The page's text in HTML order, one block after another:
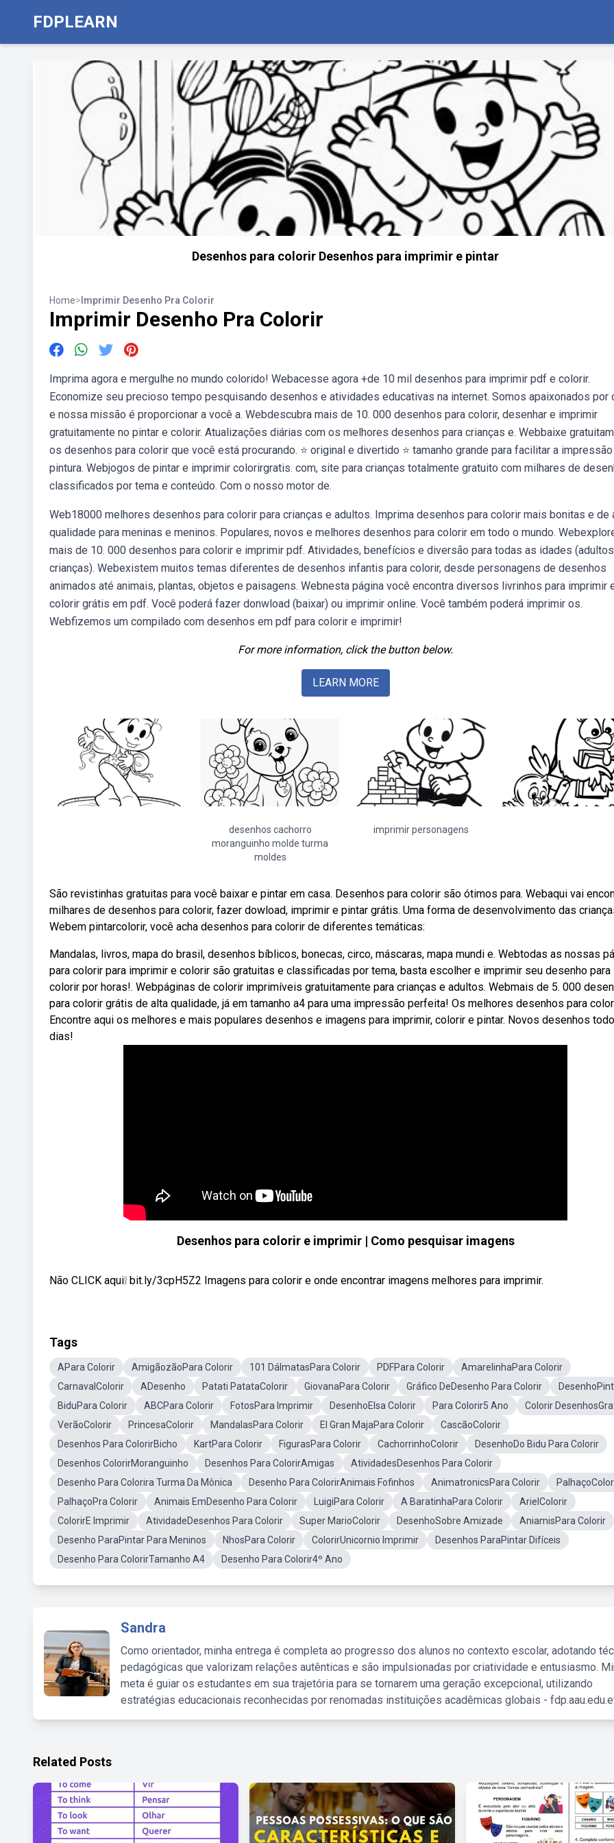
FDPLEARN
Desenhos para colorir Desenhos para imprimir e pintar
Home> Imprimir Desenho Pra Colorir
Imprimir Desenho Pra Colorir
Imprima agora e mergulhe no mundo colorido! Webacesse agora +de 10 mil desenhos para imprimir pdf e colorir.
Economize seu precioso tempo pesquisando desenhos e atividades educativas na internet. Somos apaixonados por
e nossa missão é proporcionar a você a. Webdescubra mais de 10. 000 desenhos para colorir, desenhar e imprimir
gratuitamente no pintar e colorir. Atualizações diárias com os melhores desenhos para crianças e. Webbaixe
os desenhos para colorir que você está procurando. ⭐ original e divertido ⭐ tamanho grande para facilitar a
pintura. Webjogos de pintar e imprimir colorirgratis. com, site para crianças totalmente gratuito com milhares de
classificados por tema e conteúdo. Com o nosso motor de.
Web18000 melhores desenhos para colorir para crianças e adultos. Imprima desenhos para colorir mais bonitas e de
qualidade para meninas e meninos. Populares, novos e melhores desenhos para colorir em todo o mundo.
mais de 10. 000 desenhos para colorir e imprimir pdf. Atividades, benefícios e diversão para todas as idades
crianças). Webexistem muitos temas diferentes de desenhos infantis para colorir, desde personagens de desenhos
animados até animais, plantas, objetos e paisagens. Webnesta página você encontra diversos livrinhos para imprimir
colorir grátis em pdf. Você poderá fazer donwload (baixar) ou imprimir online. Você também poderá imprimir os.
Webfizemos um compilado com desenhos em pdf para colorir e imprimir!
For more information, click the button below.
LEARN MORE
desenhos cachorro
moranguinho molde turma
moldes
imprimir personagens
São revistinhas gratuitas para você baixar e pintar em casa. Desenhos para colorir são ótimos para. Webaqui vai
milhares de desenhos para colorir, fazer dowload, imprimir e pintar grátis. Uma forma de desenvolvimento das
Webem pintarcolorir, você acha desenhos para colorir de diferentes temáticas:
Mandalas, livros, mapa do brasil, desenhos bíblicos, bonecas, circo, máscaras, mapa mundi e. Webtodas as nossas
para colorir para imprimir e colorir são gratuitas e classificadas por tema, basta escolher e imprimir seu desenho para
colorir por horas!. Webpáginas de colorir imprimíveis gratuitamente para crianças e adultos. Webmais de 5. 000
para colorir grátis de alta qualidade, já em tamanho a4 para uma impressão perfeita! Os melhores desenhos para
Encontre aqui os melhores e mais populares desenhos e imagens para imprimir, colorir e pintar. Novos desenhos
dias!
Desenhos para colorir e imprimir | Como pesquisar imagens
Não CLICK aqui❕ bit.ly/3cpH5Z2 Imagens para colorir e onde encontrar imagens melhores para imprimir.
Tags
APara Colorir AmigãozãoPara Colorir 101 DálmatasPara Colorir PDFPara Colorir
AmarelinhaPara Colorir
CarnavalColorir
ADesenho Patati PatataColorir GiovanaPara Colorir Gráfico DeDesenho Para Colorir
BiduPara Colorir
ABCPara Colorir FotosPara Imprimir DesenhoElsa Colorir Para Colorir5 Ano
Colorir
VerãoColorir
PrincesaColorir MandalasPara Colorir El Gran MajaPara Colorir
CascãoColorir
Desenhos Para ColorirBicho
KartPara Colorir FigurasPara Colorir CachorrinhoColorir
DesenhoDo Bidu Para Colorir
Desenhos ColorirMoranguinho
Desenhos Para ColorirAmigas
AtividadesDesenhos Para Colorir
Desenho Para Colorira Turma Da Mônica
Desenho Para ColorirAnimais Fofinhos AnimatronicsPara Colorir
PalhaçoPra Colorir
Animais EmDesenho Para Colorir LuigiPara Colorir A BaratinhaPara Colorir
ArielColorir
ColorirE Imprimir
AtividadeDesenhos Para Colorir Super MarioColorir DesenhoSobre Amizade
AniamisPara Colorir
Desenho ParaPintar Para Meninos
NhosPara Colorir ColorirUnicornio Imprimir
Desenhos ParaPintar Difíceis
Desenho Para ColorirTamanho A4
Desenho Para Colorir4º Ano
Sandra
Como orientador, minha entrega é completa ao progresso dos alunos no contexto escolar, adotando
pedagógicas que valorizam relações autênticas e são impulsionadas por criatividade e entusiasmo.
meta é guiar os estudantes em sua trajetória para se tornarem uma geração excepcional, utilizando
estratégias educacionais reconhecidas por renomadas instituições acadêmicas globais -
Related Posts